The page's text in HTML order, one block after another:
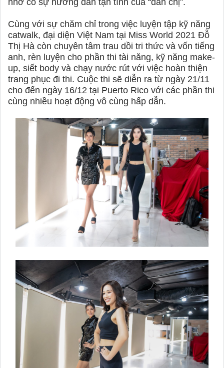
Cùng với sự chăm chỉ trong việc luyện tập kỹ năng
catwalk, đại diện Việt Nam tại Miss World 2021 Đỗ
Thị Hà còn chuyên tâm trau dồi tri thức và vốn tiếng
anh, rèn luyện cho phần thi tài năng, kỹ năng make-
up, siết body và chạy nước rút với việc hoàn thiện
trang phục đi thi. Cuộc thi sẽ diễn ra từ ngày 21/11
cho đến ngày 16/12 tại Puerto Rico với các phần thi
cùng nhiều hoạt động vô cùng hấp dẫn.